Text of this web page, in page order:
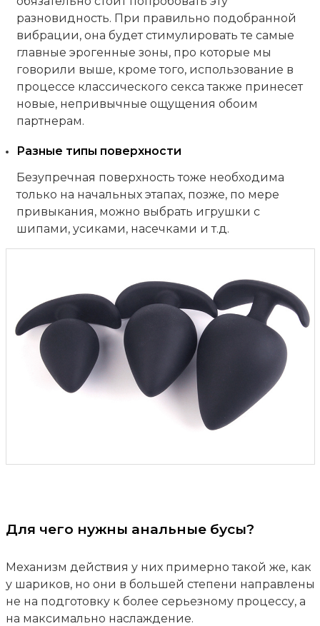
разновидность. При правильно подобранной
вибрации, она будет стимулировать те самые
главные эрогенные зоны, про которые мы
говорили выше, кроме того, использование в
процессе классического секса также принесет
новые, непривычные ощущения обоим
партнерам.
Разные типы поверхности
Безупречная поверхность тоже необходима
только на начальных этапах, позже, по мере
привыкания, можно выбрать игрушки с
шипами, усиками, насечками и т.д.
Для чего нужны анальные бусы?
Механизм действия у них примерно такой же, как
у шариков, но они в большей степени направлены
не на подготовку к более серьезному процессу, а
на максимально наслаждение.